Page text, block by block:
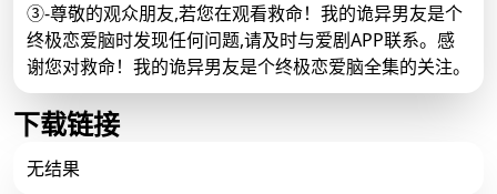
③-尊敬的观众朋友,若您在观看救命！我的诡异男友是个
终极恋爱脑时发现任何问题,请及时与爱剧APP联系。感
谢您对救命！我的诡异男友是个终极恋爱脑全集的关注。
下载链接
无结果